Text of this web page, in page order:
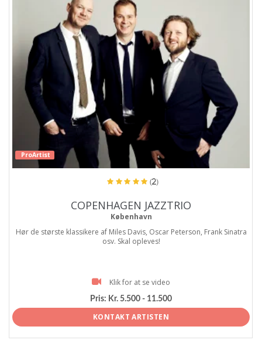
ProArtist
(2)
COPENHAGEN JAZZTRIO
København
Hør de største klassikere af Miles Davis, Oscar Peterson, Frank Sinatra
osv. Skal opleves!
Klik for at se video
Pris: Kr. 5.500 - 11.500
KONTAKT ARTISTEN